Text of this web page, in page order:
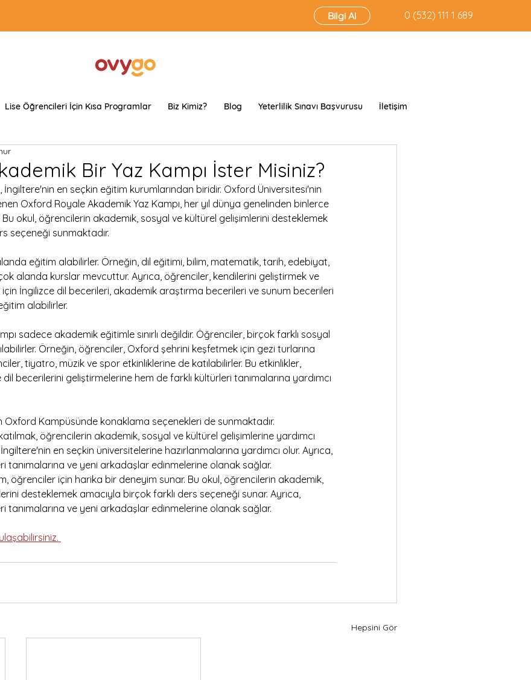
Bilgi Al ‭0 (532) 111 1 689‬
Lise Öğrencileri İçin Kısa Programlar Biz Kimiz? Blog Yeterlilik Sınavı Başvurusu İletişim
Bir Yaz Kampı İster Misiniz?
en seçkin eğitim kurumlarından biridir. Oxford Üniversitesi'nin
Oxford Royale Akademik Yaz Kampı, her yıl dünya genelinden binlerce
Bu okul, öğrencilerin akademik, sosyal ve kültürel gelişimlerini desteklemek
seçeneği sunmaktadır.
eğitim alabilirler. Örneğin, dil eğitimi, bilim, matematik, tarih, edebiyat,
alanda kurslar mevcuttur. Ayrıca, öğrenciler, kendilerini geliştirmek ve
İngilizce dil becerileri, akademik araştırma becerileri ve sunum becerileri
alabilirler.
sadece akademik eğitimle sınırlı değildir. Öğrenciler, birçok farklı sosyal
Örneğin, öğrenciler, Oxford şehrini keşfetmek için gezi turlarına
tiyatro, müzik ve spor etkinliklerine de katılabilirler. Bu etkinlikler,
becerilerini geliştirmelerine hem de farklı kültürleri tanımalarına yardımcı
Oxford Kampüsünde konaklama seçenekleri de sunmaktadır.
öğrencilerin akademik, sosyal ve kültürel gelişimlerine yardımcı
en seçkin üniversitelerine hazırlanmalarına yardımcı olur. Ayrıca,
tanımalarına ve yeni arkadaşlar edinmelerine olanak sağlar.
öğrenciler için harika bir deneyim sunar. Bu okul, öğrencilerin akademik,
desteklemek amacıyla birçok farklı ders seçeneği sunar. Ayrıca,
tanımalarına ve yeni arkadaşlar edinmelerine olanak sağlar.
Hepsini Gör